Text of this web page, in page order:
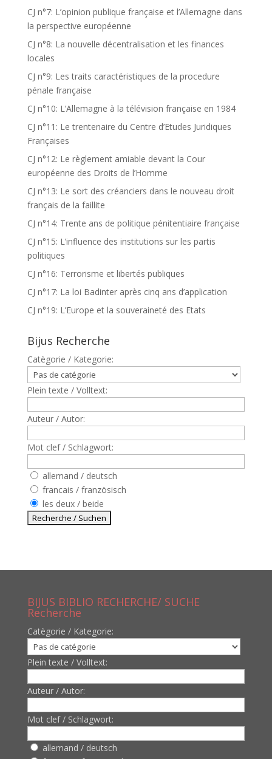
CJ n°7: L’opinion publique française et l’Allemagne dans
la perspective européenne
CJ n°8: La nouvelle décentralisation et les finances
locales
CJ n°9: Les traits caractéristiques de la procedure
pénale française
CJ n°10: L’Allemagne à la télévision française en 1984
CJ n°11: Le trentenaire du Centre d’Etudes Juridiques
Françaises
CJ n°12: Le règlement amiable devant la Cour
européenne des Droits de l’Homme
CJ n°13: Le sort des créanciers dans le nouveau droit
français de la faillite
CJ n°14: Trente ans de politique pénitentiaire française
CJ n°15: L’influence des institutions sur les partis
politiques
CJ n°16: Terrorisme et libertés publiques
CJ n°17: La loi Badinter après cinq ans d’application
CJ n°19: L’Europe et la souveraineté des Etats
Bijus Recherche
Catègorie / Kategorie:
Plein texte / Volltext:
Auteur / Autor:
Mot clef / Schlagwort:
allemand / deutsch
francais / französisch
les deux / beide
BIJUS BIBLIO RECHERCHE/ SUCHE
Recherche
Catègorie / Kategorie:
Plein texte / Volltext:
Auteur / Autor:
Mot clef / Schlagwort:
allemand / deutsch